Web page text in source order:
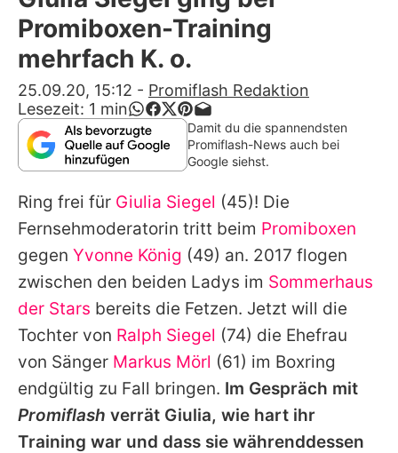
Alle Themen auf Promiflash
App runterladen
Team
Redaktionelle Richtlinien
Impressum
Datenschutzerklärung
Nutzungsbedingungen
Utiq verwalten
Promiboxen-Training
mehrfach K. o.
25.09.20, 15:12 - Promiflash Redaktion
Lesezeit: 1 min
Damit du die spannendsten
Promiflash-News auch bei
Google siehst.
Ring frei für Giulia Siegel (45)! Die
Fernsehmoderatorin tritt beim Promiboxen
gegen Yvonne König (49) an. 2017 flogen
zwischen den beiden Ladys im Sommerhaus
der Stars bereits die Fetzen. Jetzt will die
Tochter von Ralph Siegel (74) die Ehefrau
von Sänger Markus Mörl (61) im Boxring
endgültig zu Fall bringen. Im Gespräch mit
Promiflash verrät Giulia, wie hart ihr
Training war und dass sie währenddessen